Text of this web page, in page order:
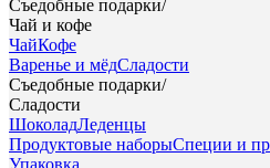
Съедобные подарки/
Чай и кофе
ЧайКофе
Варенье и мёдСладости
Съедобные подарки/
Сладости
ШоколадЛеденцы
Продуктовые наборыСпеции и
Упаковка